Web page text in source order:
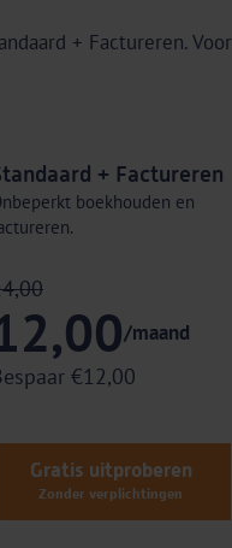
+ Factureren. Voor
+ Factureren
boekhouden en
/maand
€12,00
Gratis uitproberen
Zonder verplichtingen